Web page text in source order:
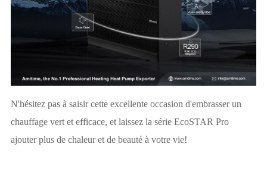
N'hésitez pas à saisir cette excellente occasion d'embrasser un
chauffage vert et efficace, et laissez la série EcoSTAR Pro
ajouter plus de chaleur et de beauté à votre vie!